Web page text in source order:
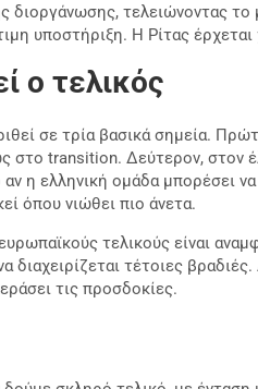
διοργάνωσης, τελειώνοντας το
υποστήριξη. Η Ρίτας
ο τελικός
σε τρία βασικά σημεία.
στο transition. Δεύτερον, στον
η ελληνική ομάδα μπορέσει
όπου νιώθει πιο άνετα.
τελικούς είναι
διαχειρίζεται τέτοιες
τις προσδοκίες.